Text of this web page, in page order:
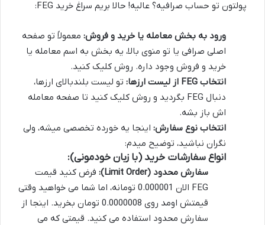
پولتون تو حساب صرافیه؟ عالیه! حالا بریم سراغ خرید FEG:
ورود به بخش معامله یا خرید و فروش: معمولاً تو صفحه
اصلی صرافی یا تو منوی بالا، یه بخش به اسم معامله یا
خرید و فروش وجود داره. روش کلیک کنید.
انتخاب FEG از لیست ارزها:
تو لیست بلندبالای ارزها،
دنبال FEG بگردید و روش کلیک کنید تا صفحه معامله
اش باز بشه.
انتخاب نوع سفارش: اینجا یه خورده تخصصی میشه، ولی
نگران نباشید، توضیح میدم:
انواع سفارشات خرید (با زبان خودمونی):
سفارش محدود (Limit Order):
فرض کنید قیمت
FEG الان 0.000001 تومانه، اما شما می خواهید وقتی
قیمتش اومد روی 0.0000008 تومان بخرید. اینجا از
سفارش محدود استفاده می کنید. قیمتی که می